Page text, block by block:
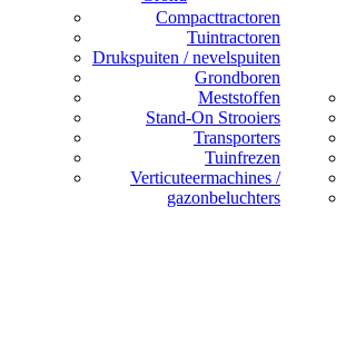
Compacttractoren
Tuintractoren
Drukspuiten / nevelspuiten
Grondboren
Meststoffen
Stand-On Strooiers
Transporters
Tuinfrezen
Verticuteermachines /
gazonbeluchters